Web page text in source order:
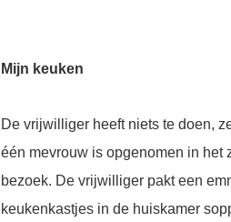
Mijn keuken
De vrijwilliger heeft niets te doen,
één mevrouw is opgenomen in het
bezoek. De vrijwilliger pakt een
keukenkastjes in de huiskamer